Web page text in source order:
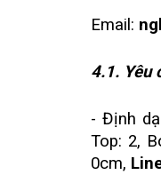
Email:
4.1. Yêu
- Định
Top: 2,
0cm,